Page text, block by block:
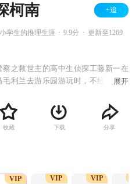
柯南 +追
学生的推理生涯 9.9分
更新至1269
察之救世主的高中生侦探工藤新一在
毛利兰去游乐园游玩时，不经意中发
黑衣人正在进行可疑交易。不料，
衣人在背后击晕，被强行灌下一种
的毒药，致使身体变小。为了在
南”，并寄住在毛利兰的家中。作为
展开
收藏 下载 分享
VIP VIP VIP